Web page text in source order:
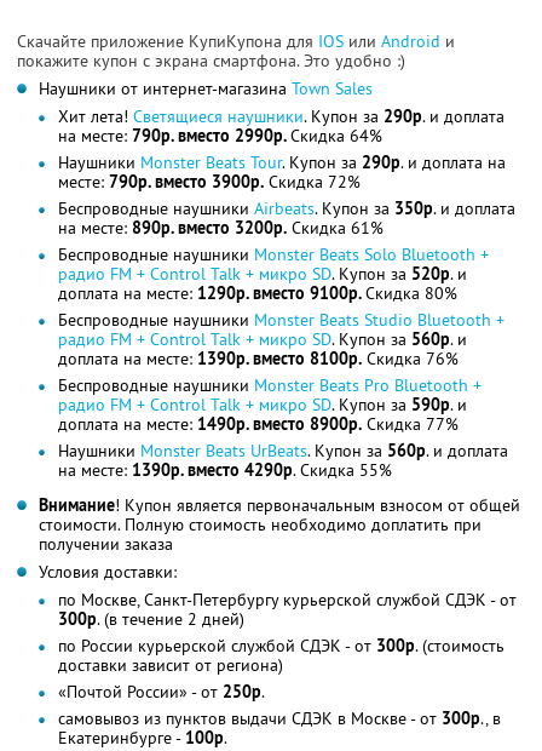
Скачайте приложение КупиКупона для IOS или Android и
покажите купон с экрана смартфона. Это удобно :)
Наушники от интернет-магазина Town Sales
Хит лета! Светящиеся наушники. Купон за 290р. и доплата
на месте: 790р. вместо 2990р.Скидка 64%
Наушники Monster Beats Tour. Купон за 290р. и доплата на
месте: 790р. вместо 3900р. Скидка 72%
Беспроводные наушники Airbeats. Купон за 350р. и доплата
на месте: 890р. вместо 3200р. Скидка 61%
Беспроводные наушники Monster Beats Solo Bluetooth +
радио FM + Control Talk + микро SD. Купон за 520р. и
доплата на месте: 1290р. вместо 9100р.Скидка 80%
Беспроводные наушники Monster Beats Studio Bluetooth +
радио FM + Control Talk + микро SD. Купон за 560р. и
доплата на месте: 1390р. вместо 8100р. Скидка 76%
Беспроводные наушники Monster Beats Pro Bluetooth +
радио FM + Control Talk + микро SD. Купон за 590р. и
доплата на месте: 1490р. вместо 8900р. Скидка 77%
Наушники Monster Beats UrBeats. Купон за 560р. и доплата
на месте: 1390р. вместо 4290р. Скидка 55%
Внимание! Купон является первоначальным взносом от общей
стоимости. Полную стоимость необходимо доплатить при
получении заказа
Условия доставки:
по Москве, Санкт-Петербургу курьерской службой СДЭК - от
300р. (в течение 2 дней)
по России курьерской службой СДЭК - от 300р. (стоимость
доставки зависит от региона)
«Почтой России» - от 250р.
самовывоз из пунктов выдачи СДЭК в Москве - от 300р., в
Екатеринбурге - 100р.